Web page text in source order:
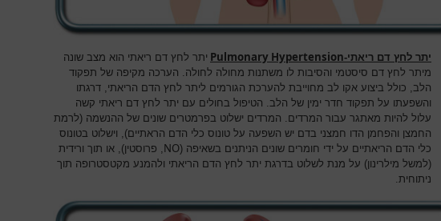
יתר לחץ דם ריאתי-Pulmonary Hypertension יתר לחץ דם ריאתי הוא מצב שונה
מיתר לחץ דם סיסטמי והסיבות לו משתנות מחולה לחולה. הערכה מקיפה של תפקוד
הלב, כולל ביצוע אקו לב מחוייבת להערכת הגורמים ליתר לחץ הדם הריאתי, דרגתו
והשפעתו על תפקוד חדר ימין של הלב. הטיפול בחולים עם יתר לחץ דם ריאתי קשה
עלול להיות מאתגר עבור המרדים. המרדים ישלוט בפרמטרים שונים של ההנשמה (לרמת
החמצן והפחמן הדו חמצני בדם יש השפעה על טונוס כלי הדם הראתיים), וישלוט בטונוס
כלי הדם הריאתיים על ידי חומרים שונים הניתנים בשאיפה (NO , פרוסטין), או תוך ורידית
(למשל מילרינון) על מנת לשלוט בדרגת יתר לחץ הדם הריאתי ולהמנע מקטסטרופה תוך
ניתוחית.